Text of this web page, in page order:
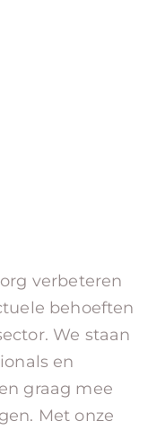
verbeteren
behoeften
We staan
en
graag mee
Met onze